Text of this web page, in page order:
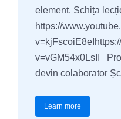
element. Schița
https://
v=vGM54x0LsII
devin colaborator
Learn more